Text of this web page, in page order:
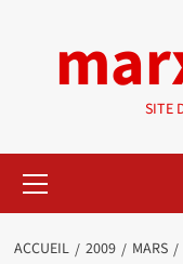
SITE
principal
ACCUEIL 2009 MARS